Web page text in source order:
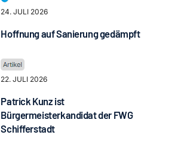
24. JULI 2026
Hoffnung auf Sanierung gedämpft
22. JULI 2026
Patrick Kunz ist
Bürgermeisterkandidat der FWG
Schifferstadt